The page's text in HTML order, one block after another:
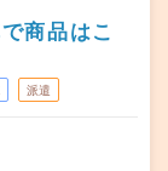
商品はこ
派遣